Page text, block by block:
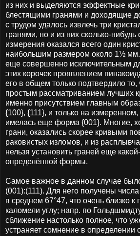
из них и выделяются эффектные
блестящими гранями и доходящие
с трудом удалось извлечь три
гранями, но и из них сколько-
измерения оказался всего один
наибольшим размером около 1½
еще совершенно исключительным
этих корочек проявлением
его в общем только подтвердило то,
простым рассматриванием лучших
именно присутствием главным
{100}, {111}, и только на измеренном,
имелась еще форма {001}. Многие,
грани, оказались скорее кривыми
раковистых изломов, и из
нельзя установить граней еще
определённой формы.
Самое важное в данном случае
(001):(111). Для него получены числа
в среднем 67°47, что очень близко к
каломели углу; напр. по
сближение настолько полное, что
устраняет сомнение в определении